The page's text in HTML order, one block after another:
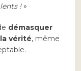
!»
démasquer
vérité, même